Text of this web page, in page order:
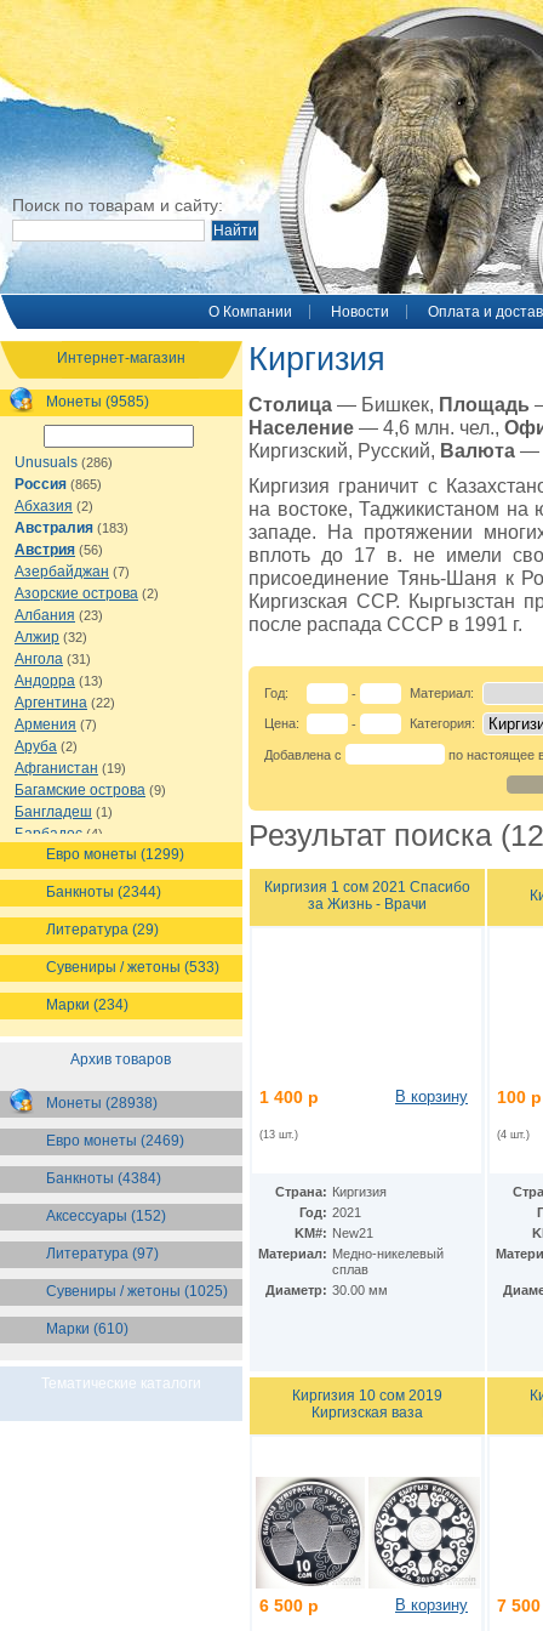
Поиск по товарам и сайту:
O Компании Новости Оплата и
Интернет-магазин
Монеты (9585)
Unusuals (286)
Россия (865)
Абхазия (2)
Австралия (183)
Австрия (56)
Азербайджан (7)
Азорские острова (2)
Албания (23)
Алжир (32)
Ангола (31)
Андорра (13)
Аргентина (22)
Армения (7)
Аруба (2)
Афганистан (19)
Багамские острова (9)
Бангладеш (1)
Барбадос (4)
Бахрейн(1)
Беларусь(18)
Белиз(16)
Бельгия(69)
Бельгийское Конго(4)
Бенин(4)
Бермуды(1)
Болгария(43)
Босния и Герцеговина
Бразилия(55)
Брит. Антарктические
территории(36)
Брит. Виргинские острова(47)
Брит. Восточная Африка
Брит. Западная Африка(25)
Брит. Ост-Индийская компания
(11)
Брит. территория в Индийском
океане(24)
Бруней(4)
Бурунди(2)
Бутан(10)
Ватикан(85)
Венгрия(179)
Евро монеты (1299)
Банкноты (2344)
Литература (29)
Сувениры / жетоны (533)
Марки (234)
Архив товаров
Монеты (28938)
Евро монеты (2469)
Банкноты (4384)
Аксессуары (152)
Литература (97)
Сувениры / жетоны (1025)
Марки (610)
Тематические каталоги
Киргизия
Столица — Бишкек, Площадь
Население — 4,6 млн. чел.,
Киргизский, Русский, Валюта —
Киргизия граничит с
на востоке, Таджикистаном на
западе. На протяжении
вплоть до 17 в. не имели
присоединение Тянь-Шаня к
Киргизская ССР. Кыргызстан
после распада СССР в 1991 г.
Год: - Материал:
Цена: - Категория:
Добавлена с по настоящее
Результат поиска
Киргизия 1 сом 2021 Спасибо
за Жизнь - Врачи
1 400 р
(13 шт.)
В корзину
Страна: Киргизия
Год: 2021
KM#: New21
Материал: Медно-никелевый
сплав
Диаметр: 30.00 мм
100 р
(4 шт.)
Киргизия 10 сом 2019
Киргизская ваза
6 500 р В корзину 7